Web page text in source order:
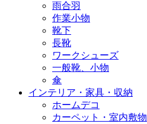
雨合羽
作業小物
靴下
長靴
ワークシューズ
一般靴、小物
傘
インテリア・家具・収納
ホームデコ
カーペット・室内敷物